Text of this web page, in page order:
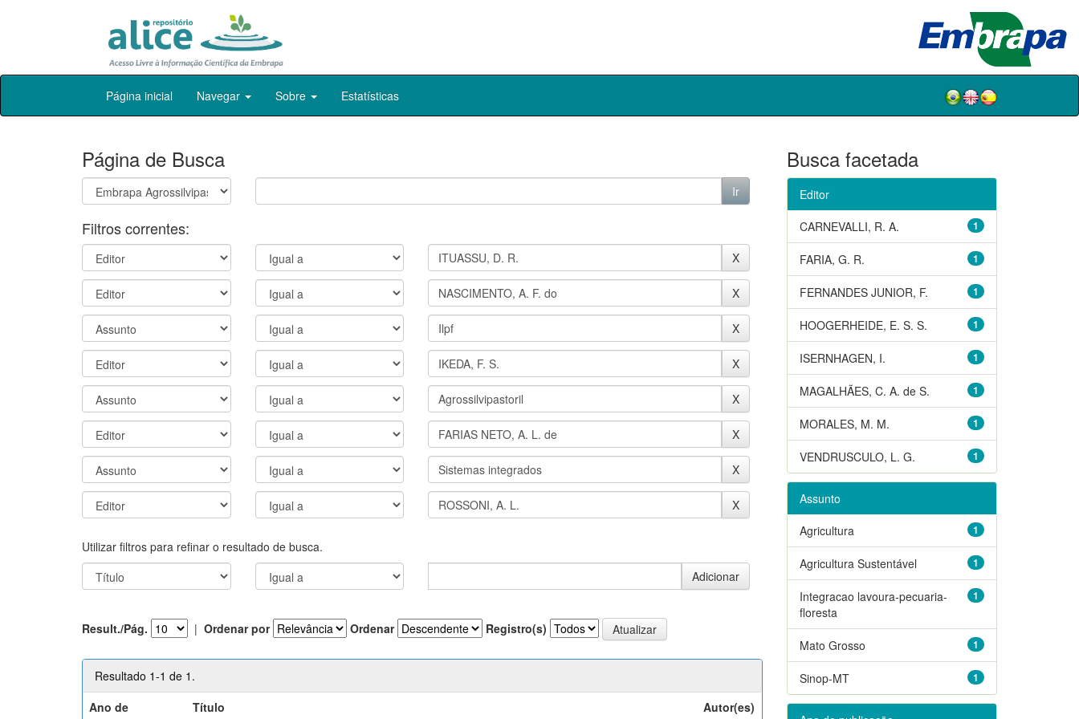
Skip
Página inicial Navegar Sobre Estatísticas
Página de Busca
Filtros correntes:
Utilizar filtros para refinar o resultado de busca.
Result./Pág. | Ordenar por Ordenar Registro(s)
Resultado 1-1 de 1.
Ano de
Título Autor(es)
Busca facetada
Editor
1
CARNEVALLI, R. A.
1
FARIA, G. R.
1
FERNANDES JUNIOR, F.
1
HOOGERHEIDE, E. S. S.
1
ISERNHAGEN, I.
1
MAGALHÃES, C. A. de S.
1
MORALES, M. M.
1
VENDRUSCULO, L. G.
Assunto
1
Agricultura
1
Agricultura Sustentável
1
Integracao lavoura-pecuaria-
floresta
1
Mato Grosso
1
Sinop-MT